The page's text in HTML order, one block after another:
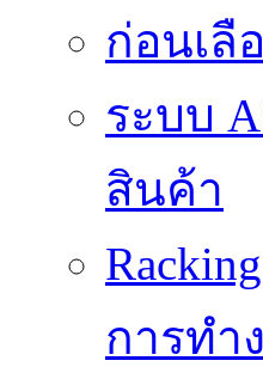
ก่อนเลื
ระบบ
สินค้า
การทำ